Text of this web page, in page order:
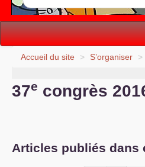
Vie politique
Comprendre...
Accueil du site > S’organiser >
37e congrès
Articles publiés dans